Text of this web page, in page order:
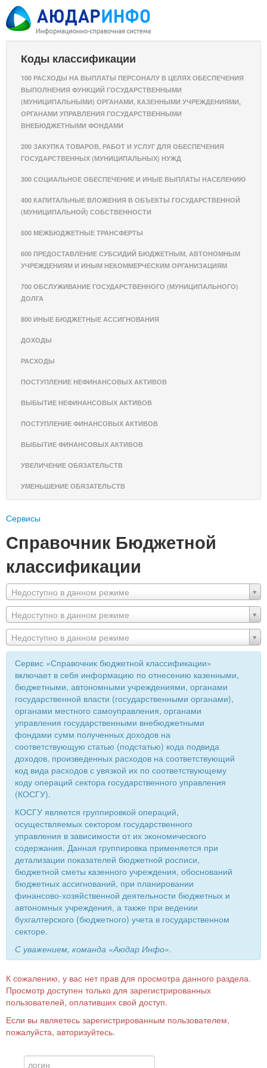
Коды классификации
100 РАСХОДЫ НА ВЫПЛАТЫ ПЕРСОНАЛУ В ЦЕЛЯХ ОБЕСПЕЧЕНИЯ
ВЫПОЛНЕНИЯ ФУНКЦИЙ ГОСУДАРСТВЕННЫМИ
(МУНИЦИПАЛЬНЫМИ) ОРГАНАМИ, КАЗЕННЫМИ УЧРЕЖДЕНИЯМИ,
ОРГАНАМИ УПРАВЛЕНИЯ ГОСУДАРСТВЕННЫМИ
ВНЕБЮДЖЕТНЫМИ ФОНДАМИ
200 ЗАКУПКА ТОВАРОВ, РАБОТ И УСЛУГ ДЛЯ ОБЕСПЕЧЕНИЯ
ГОСУДАРСТВЕННЫХ (МУНИЦИПАЛЬНЫХ) НУЖД
300 СОЦИАЛЬНОЕ ОБЕСПЕЧЕНИЕ И ИНЫЕ ВЫПЛАТЫ НАСЕЛЕНИЮ
400 КАПИТАЛЬНЫЕ ВЛОЖЕНИЯ В ОБЪЕКТЫ ГОСУДАРСТВЕННОЙ
(МУНИЦИПАЛЬНОЙ) СОБСТВЕННОСТИ
500 МЕЖБЮДЖЕТНЫЕ ТРАНСФЕРТЫ
600 ПРЕДОСТАВЛЕНИЕ СУБСИДИЙ БЮДЖЕТНЫМ, АВТОНОМНЫМ
УЧРЕЖДЕНИЯМ И ИНЫМ НЕКОММЕРЧЕСКИМ ОРГАНИЗАЦИЯМ
700 ОБСЛУЖИВАНИЕ ГОСУДАРСТВЕННОГО (МУНИЦИПАЛЬНОГО)
ДОЛГА
800 ИНЫЕ БЮДЖЕТНЫЕ АССИГНОВАНИЯ
ДОХОДЫ
РАСХОДЫ
ПОСТУПЛЕНИЕ НЕФИНАНСОВЫХ АКТИВОВ
ВЫБЫТИЕ НЕФИНАНСОВЫХ АКТИВОВ
ПОСТУПЛЕНИЕ ФИНАНСОВЫХ АКТИВОВ
ВЫБЫТИЕ ФИНАНСОВЫХ АКТИВОВ
УВЕЛИЧЕНИЕ ОБЯЗАТЕЛЬСТВ
УМЕНЬШЕНИЕ ОБЯЗАТЕЛЬСТВ
Сервисы
Справочник Бюджетной
классификации
Недоступно в данном режиме
Недоступно в данном режиме
Недоступно в данном режиме
Сервис «Справочник бюджетной классификации»
включает в себя информацию по отнесению казенными,
бюджетными, автономными учреждениями, органами
государственной власти (государственными органами),
органами местного самоуправления, органами
управления государственными внебюджетными
фондами сумм полученных доходов на
соответствующую статью (подстатью) кода подвида
доходов, произведенных расходов на соответствующий
код вида расходов с увязкой их по соответствующему
коду операций сектора государственного управления
(КОСГУ).
КОСГУ является группировкой операций,
осуществляемых сектором государственного
управления в зависимости от их экономического
содержания. Данная группировка применяется при
детализации показателей бюджетной росписи,
бюджетной сметы казенного учреждения, обоснований
бюджетных ассигнований, при планировании
финансово-хозяйственной деятельности бюджетных и
автономных учреждения, а также при ведении
бухгалтерского (бюджетного) учета в государственном
секторе.
С уважением, команда «Аюдар Инфо».
К сожалению, у вас нет прав для просмотра данного раздела.
Просмотр доступен только для зарегистрированных
пользователей, оплативших свой доступ.
Если вы являетесь зарегистрированным пользователем,
пожалуйста, авторизуйтесь.